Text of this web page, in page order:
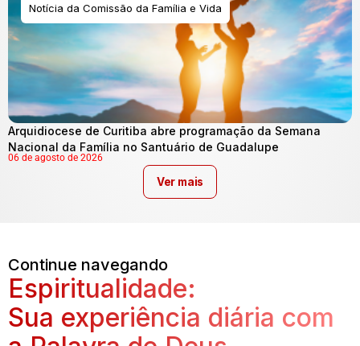
Notícia da Comissão da Família e Vida
Arquidiocese de Curitiba abre programação da Semana
Nacional da Família no Santuário de Guadalupe
06 de agosto de 2026
Ver mais
Continue navegando
Espiritualidade:
Sua experiência diária com